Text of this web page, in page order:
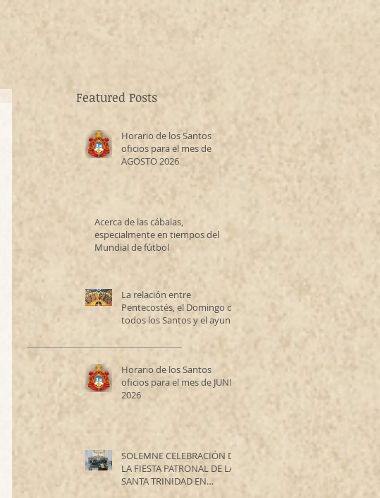
Featured Posts
Horario de los Santos
oficios para el mes de
AGOSTO 2026
Acerca de las cábalas,
especialmente en tiempos del
Mundial de fútbol
La relación entre
Pentecostés, el Domingo de
todos los Santos y el ayuno
Horario de los Santos
oficios para el mes de JUNIO
2026
SOLEMNE CELEBRACIÓN DE
LA FIESTA PATRONAL DE LA
SANTA TRINIDAD EN